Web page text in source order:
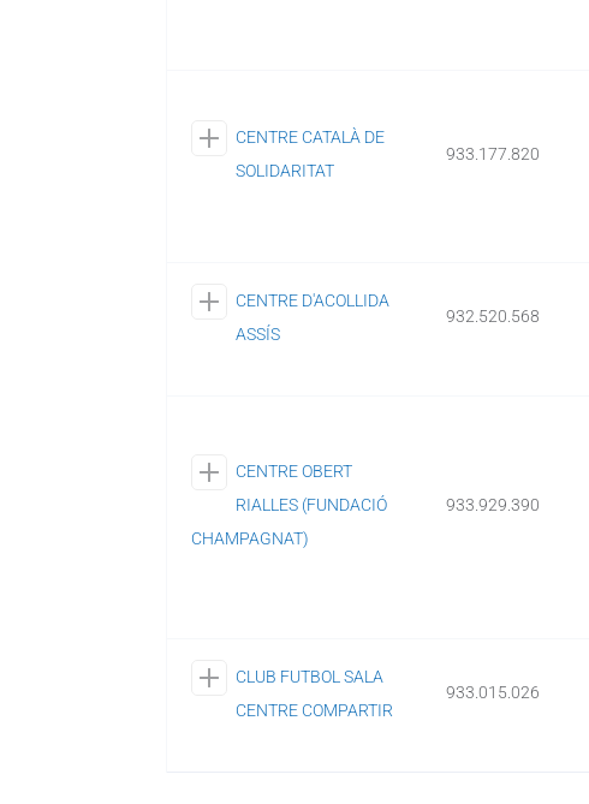
CENTRE CATALÀ DE
SOLIDARITAT
933.177.820
CENTRE D'ACOLLIDA
ASSÍS
932.520.568
CENTRE OBERT
RIALLES (FUNDACIÓ
CHAMPAGNAT)
933.929.390
CLUB FUTBOL SALA
CENTRE COMPARTIR
933.015.026